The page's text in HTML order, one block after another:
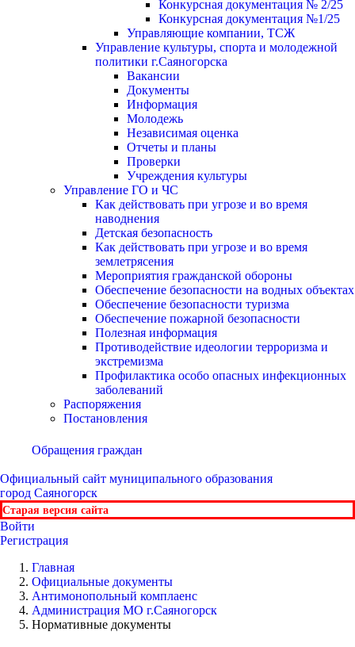
Конкурсная документация № 2/25
Конкурсная документация №1/25
Управляющие компании, ТСЖ
Управление культуры, спорта и молодежной
политики г.Саяногорска
Вакансии
Документы
Информация
Молодежь
Независимая оценка
Отчеты и планы
Проверки
Учреждения культуры
Управление ГО и ЧС
Как действовать при угрозе и во время
наводнения
Детская безопасность
Как действовать при угрозе и во время
землетрясения
Мероприятия гражданской обороны
Обеспечение безопасности на водных объектах
Обеспечение безопасности туризма
Обеспечение пожарной безопасности
Полезная информация
Противодействие идеологии терроризма и
экстремизма
Профилактика особо опасных инфекционных
заболеваний
Распоряжения
Постановления
Обращения граждан
Официальный сайт муниципального образования
город Саяногорск
Старая версия сайта
Войти
Регистрация
Главная
Официальные документы
Антимонопольный комплаенс
Администрация МО г.Саяногорск
Нормативные документы